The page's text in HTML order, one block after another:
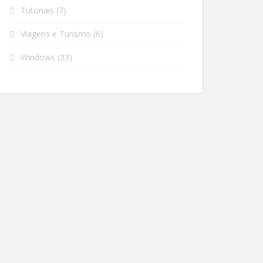
Tutoriais (7)
Viagens e Turismo (6)
Windows (33)